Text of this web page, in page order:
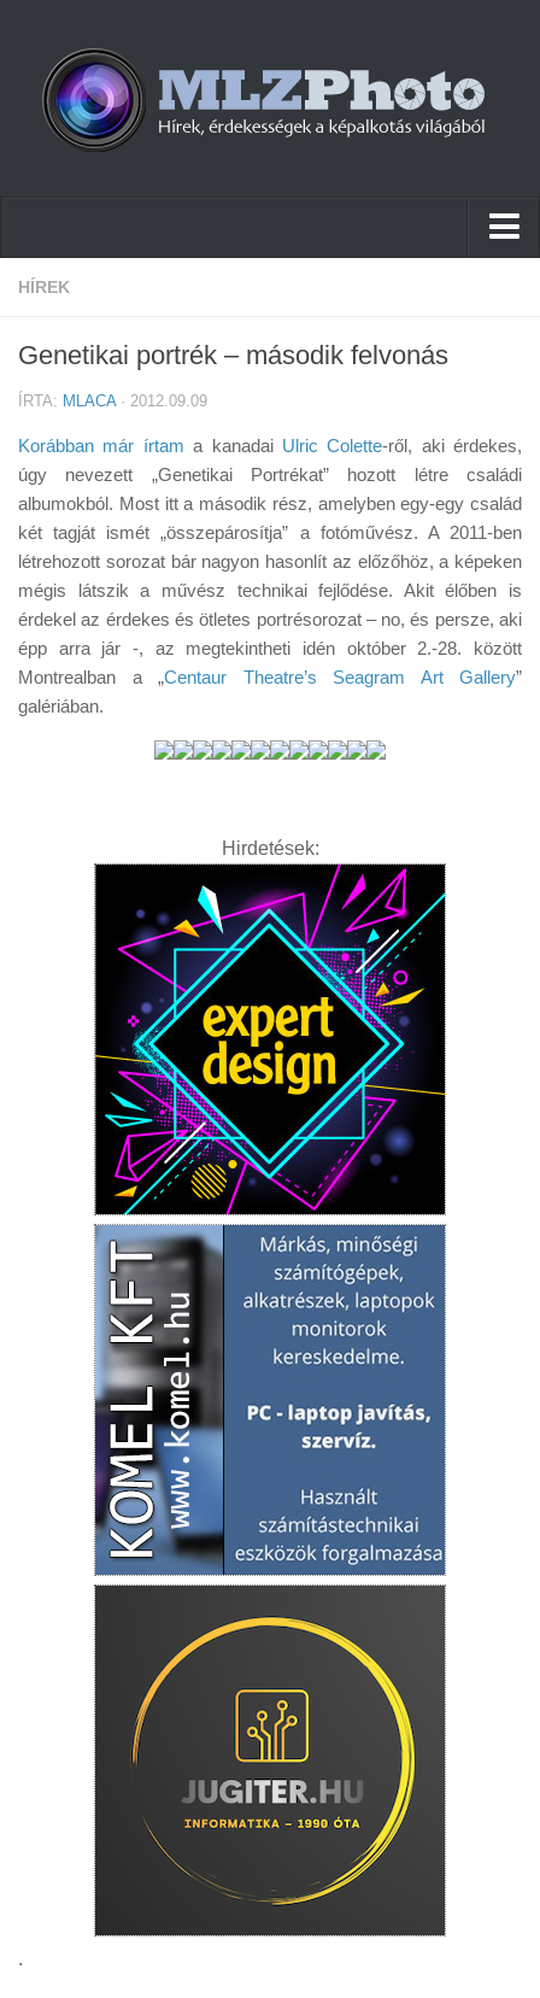
Hírek
Cikkek
Firmware
Tudástár
Tanácsok
Érdekességek
Helyszíni Riport
E-BB
HÍREK
Genetikai portrék – második felvonás
ÍRTA: MLACA· 2012.09.09
Korábban már írtam a kanadai Ulric Colette-ről, aki érdekes,
úgy nevezett „Genetikai Portrékat” hozott létre családi
albumokból. Most itt a második rész, amelyben egy-egy család
két tagját ismét „összepárosítja” a fotóművész. A 2011-ben
létrehozott sorozat bár nagyon hasonlít az előzőhöz, a képeken
mégis látszik a művész technikai fejlődése. Akit élőben is
érdekel az érdekes és ötletes portrésorozat – no, és persze, aki
épp arra jár -, az megtekintheti idén október 2.-28. között
Montrealban a „Centaur Theatre’s Seagram Art Gallery”
galériában.
Hirdetések:
.